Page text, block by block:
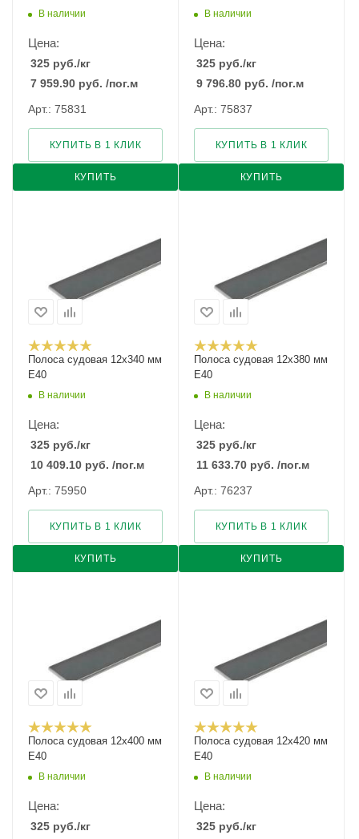
В наличии
Цена:
325 руб./кг
7 959.90 руб. /пог.м
Арт.: 75831
КУПИТЬ
КУПИТЬ В 1 КЛИК
В наличии
Цена:
325 руб./кг
9 796.80 руб. /пог.м
Арт.: 75837
КУПИТЬ
КУПИТЬ В 1 КЛИК
Полоса судовая 12х340 мм
E40
В наличии
Цена:
325 руб./кг
10 409.10 руб. /пог.м
Арт.: 75950
КУПИТЬ
КУПИТЬ В 1 КЛИК
Полоса судовая 12х380 мм
E40
В наличии
Цена:
325 руб./кг
11 633.70 руб. /пог.м
Арт.: 76237
КУПИТЬ
КУПИТЬ В 1 КЛИК
Полоса судовая 12х400 мм
E40
В наличии
Цена:
325 руб./кг
Полоса судовая 12х420 мм
E40
В наличии
Цена:
325 руб./кг